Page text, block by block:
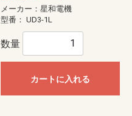
メーカー：星和電機
型番： UD3-1L
数量
カートに入れる